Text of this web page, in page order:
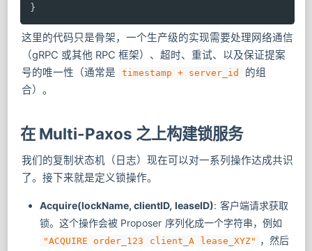
}
这里的代码只是骨架，一个生产级的实现需要处理网络通信
（gRPC 或其他 RPC 框架）、超时、重试、以及保证提案
号的唯一性（通常是
timestamp + server_id
的组
合）。
在 Multi-Paxos 之上构建锁服务
我们的复制状态机（日志）现在可以对一系列操作达成共识
了。接下来就是定义锁操作。
Acquire(lockName, clientID, leaseID): 客户端请求获取
锁。这个操作会被 Proposer 序列化成一个字符串，例如
"ACQUIRE order_123 client_A lease_XYZ" ，然后